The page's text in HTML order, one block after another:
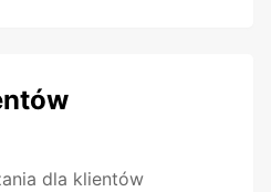
dla klientów